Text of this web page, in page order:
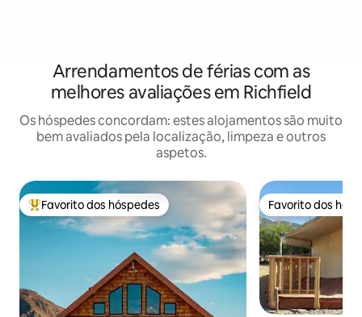
Arrendamentos de férias com as
melhores avaliações em Richfield
Os hóspedes concordam: estes alojamentos são muito
bem avaliados pela localização, limpeza e outros
aspetos.
Favoritos dos hóspedes mais apreciados
Favorito dos hóspedes Favorito dos
Favorito dos